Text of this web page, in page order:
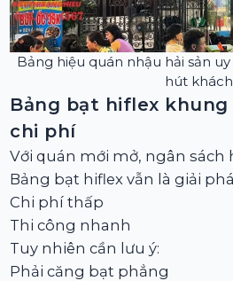
Bảng hiệu quán nhậu hải sản
hút khách
Bảng bạt hiflex
chi phí
Với quán mới mở, ngân sách
Bảng bạt hiflex vẫn là giải
Chi phí thấp
Thi công nhanh
Tuy nhiên cần lưu ý:
Phải căng bạt phẳng